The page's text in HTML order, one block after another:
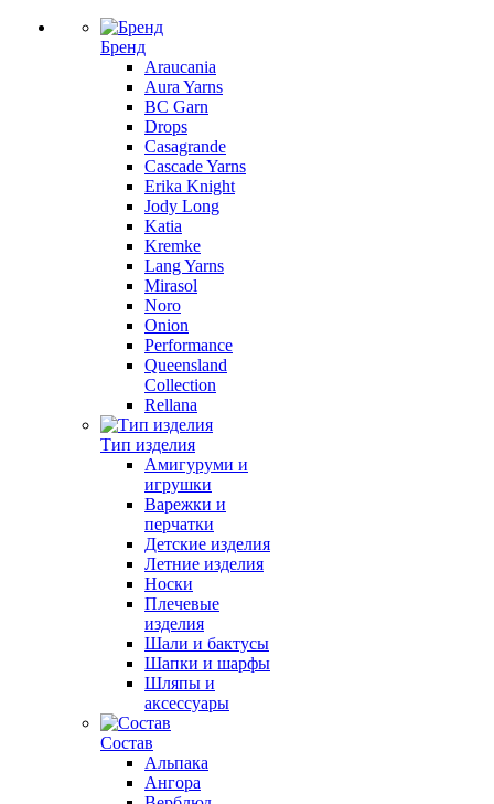
Бренд
Araucania
Aura Yarns
BC Garn
Drops
Casagrande
Cascade Yarns
Erika Knight
Jody Long
Katia
Kremke
Lang Yarns
Mirasol
Noro
Onion
Performance
Queensland
Collection
Rellana
Тип изделия
Амигуруми и
игрушки
Варежки и
перчатки
Детские изделия
Летние изделия
Носки
Плечевые
изделия
Шали и бактусы
Шапки и шарфы
Шляпы и
аксессуары
Состав
Альпака
Ангора